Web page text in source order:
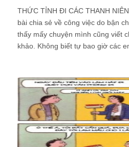
THỨC TỈNH ĐI CÁC THANH
bài chia sẻ về công việc do bận
thấy mấy chuyện mình cũng viết
khảo. Không biết tự bao giờ các